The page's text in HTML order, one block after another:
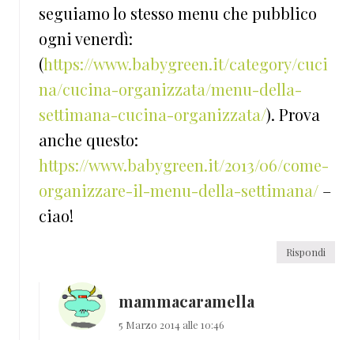
seguiamo lo stesso menu che pubblico
ogni venerdì:
(https://www.babygreen.it/category/cuci
na/cucina-organizzata/menu-della-
settimana-cucina-organizzata/). Prova
anche questo:
https://www.babygreen.it/2013/06/come-
organizzare-il-menu-della-settimana/ –
ciao!
Rispondi
mammacaramella
5 Marzo 2014 alle 10:46